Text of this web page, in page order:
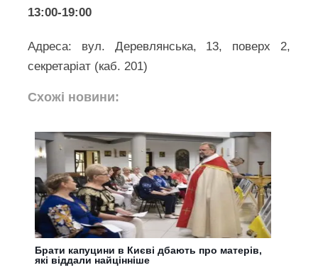
13:00-19:00
Адреса: вул. Деревлянська, 13, поверх 2,
секретаріат (каб. 201)
Схожі новини:
Брати капуцини в Києві дбають про матерів,
які віддали найцінніше